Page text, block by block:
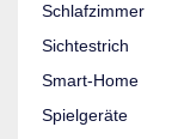
Schlafzimmer
Sichtestrich
Smart-Home
Spielgeräte